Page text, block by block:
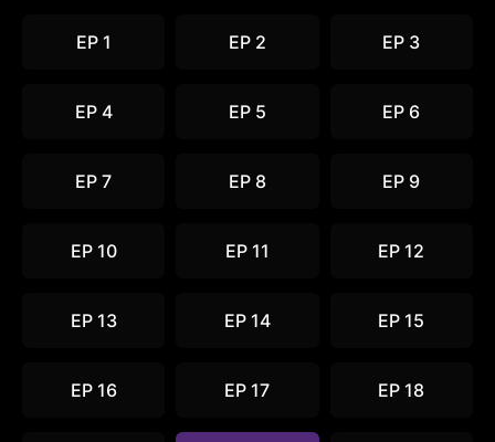
EP 1 EP 2 EP 3
EP 4 EP 5 EP 6
EP 7 EP 8 EP 9
EP 10 EP 11 EP 12
EP 13 EP 14 EP 15
EP 16 EP 17 EP 18